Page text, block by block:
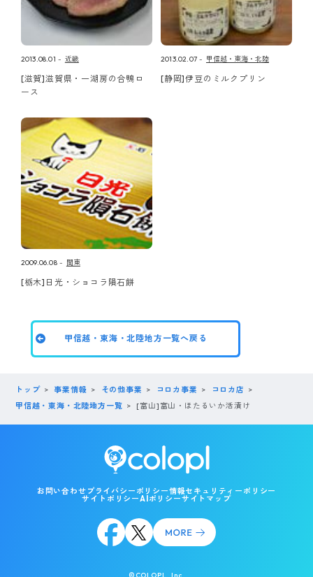
2013.08.01 近畿
[滋賀]滋賀県・一湖房の合鴨ロ
ース
2013.02.07 甲信越・東海・北陸
[静岡]伊豆のミルクプリン
2009.06.08 関東
[栃木]日光・ショコラ隕石餅
甲信越・東海・北陸地方一覧へ戻る
トップ 事業情報 その他事業 コロカ事業
コロカ店
甲信越・東海・北陸地方一覧
[富山]富山・ほたるいか活漬け
お問い合わせ プライバシーポリシー情報セキュリティーポリシー
サイトポリシーAIポリシーサイトマップ